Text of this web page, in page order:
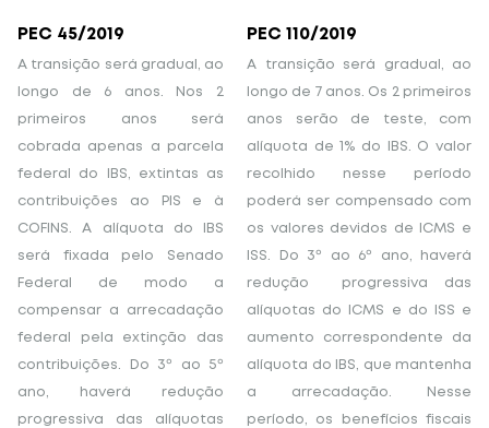
PEC 45/2019 PEC 110/2019
A transição será gradual, ao
longo de 6 anos. Nos 2
primeiros anos será
cobrada apenas a parcela
federal do IBS, extintas as
contribuições ao PIS e à
COFINS. A alíquota do IBS
será fixada pelo Senado
Federal de modo a
compensar a arrecadação
federal pela extinção das
contribuições. Do 3º ao 5º
ano, haverá redução
progressiva das alíquotas
A transição será gradual, ao
longo de 7 anos. Os 2 primeiros
anos serão de teste, com
alíquota de 1% do IBS. O valor
recolhido nesse período
poderá ser compensado com
os valores devidos de ICMS e
ISS. Do 3º ao 6º ano, haverá
redução progressiva das
alíquotas do ICMS e do ISS e
aumento correspondente da
alíquota do IBS, que mantenha
a arrecadação. Nesse
período, os benefícios fiscais